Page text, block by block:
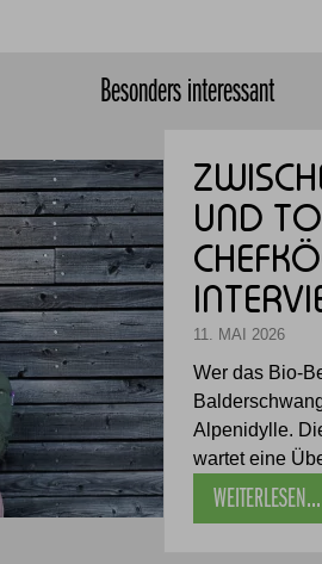
Besonders interessant
UND
11. MAI 2026
Wer das Bio-
Alpenidylle.
wartet eine
WEITERLESEN...